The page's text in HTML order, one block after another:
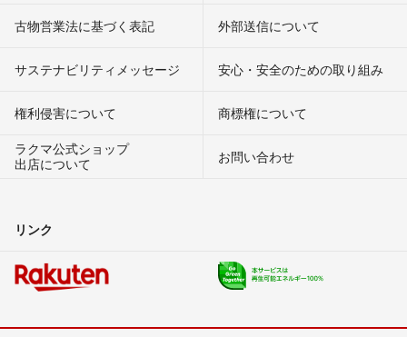
古物営業法に基づく表記 外部送信について
サステナビリティメッセージ 安心・安全のための取り組み
権利侵害について
商標権について
ラクマ公式ショップ
出店について
お問い合わせ
リンク